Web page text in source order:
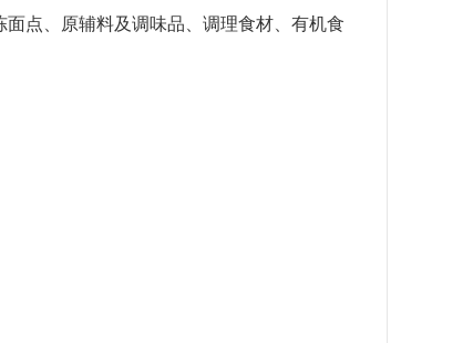
点、原辅料及调味品、调理食材、有机食